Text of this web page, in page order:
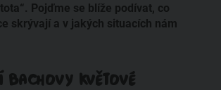
Pojďme se blíže podívat, co
skrývají a v jakých situacích nám
BACHOVY KVĚTOVÉ